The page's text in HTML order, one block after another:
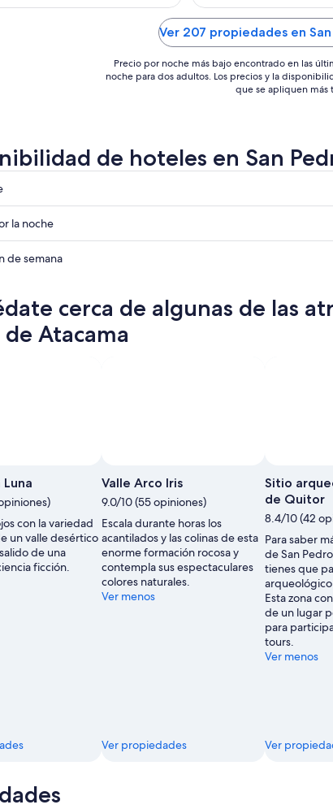
nuestra estancia algo
Ver 207 propiedades en
Precio por noche más bajo encontrado en las
noche para dos adultos. Los precios y la
que se apliquen más
de hoteles en San
la noche
de semana
cerca de algunas de las
de Atacama
con la variedad
un valle desértico
de una
ficción.
Valle Arco Iris
9.0/10 (55 opiniones)
Escala durante horas los
acantilados y las colinas de esta
enorme formación rocosa y
contempla sus espectaculares
colores naturales.
Ver menos
Ver propiedades
Sitio
de Quitor
8.4/10 (42
Para saber
de San
tienes que
Esta zona
de un lugar
para
tours.
Ver menos
Ver